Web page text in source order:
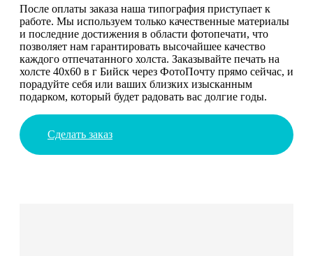
После оплаты заказа наша типография приступает к
работе. Мы используем только качественные материалы
и последние достижения в области фотопечати, что
позволяет нам гарантировать высочайшее качество
каждого отпечатанного холста. Заказывайте печать на
холсте 40х60 в г Бийск через ФотоПочту прямо сейчас, и
порадуйте себя или ваших близких изысканным
подарком, который будет радовать вас долгие годы.
Сделать заказ